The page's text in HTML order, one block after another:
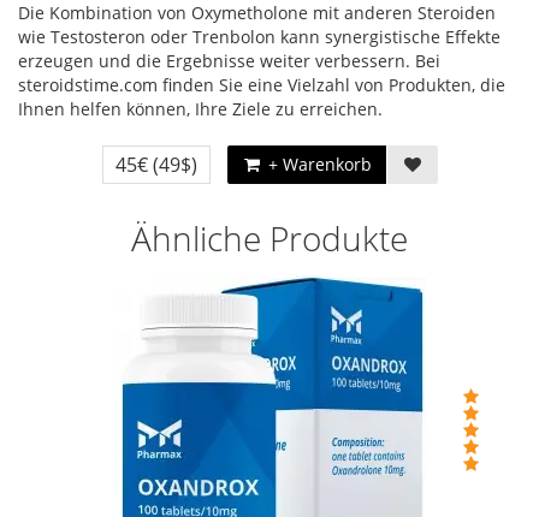
Die Kombination von Oxymetholone mit anderen Steroiden
wie Testosteron oder Trenbolon kann synergistische Effekte
erzeugen und die Ergebnisse weiter verbessern. Bei
steroidstime.com finden Sie eine Vielzahl von Produkten, die
Ihnen helfen können, Ihre Ziele zu erreichen.
45€(49$) + Warenkorb
Ähnliche Produkte